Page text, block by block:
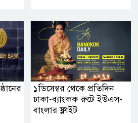
১ডিসেম্বর থেকে প্রতিদিন
ঢাকা-ব্যাংকক রুটে ইউএস-
বাংলার ফ্লাইট